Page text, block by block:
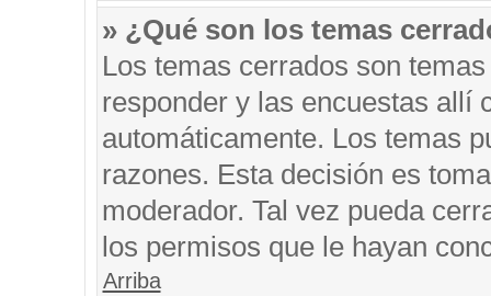
» ¿Qué son los temas
Los temas cerrados son
responder y las encuestas allí
automáticamente. Los temas
razones. Esta decisión es
moderador. Tal vez pueda
los permisos que le hayan
Arriba